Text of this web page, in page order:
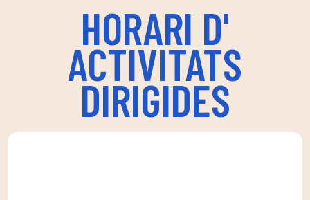
HORARI D'
ACTIVITATS
DIRIGIDES